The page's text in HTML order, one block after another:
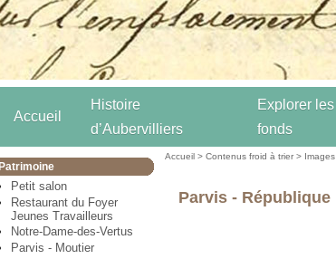
Accueil
Histoire
d’Aubervilliers
Explorer les
fonds
Patrimoine
Petit salon
Restaurant du Foyer
Jeunes Travailleurs
Notre-Dame-des-Vertus
Parvis - Moutier
Accueil >Contenus froid à trier > Images
Parvis - République